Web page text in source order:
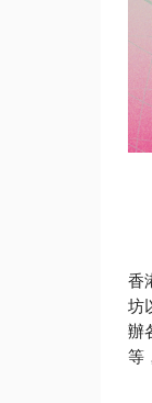
香
坊
辦
等